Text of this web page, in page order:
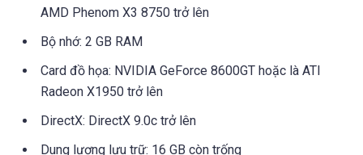
AMD Phenom X3 8750 trở lên
Bộ nhớ: 2 GB RAM
Card đồ họa: NVIDIA GeForce 8600GT hoặc là ATI
Radeon X1950 trở lên
DirectX: DirectX 9.0c trở lên
Dung lượng lưu trữ: 16 GB còn trống